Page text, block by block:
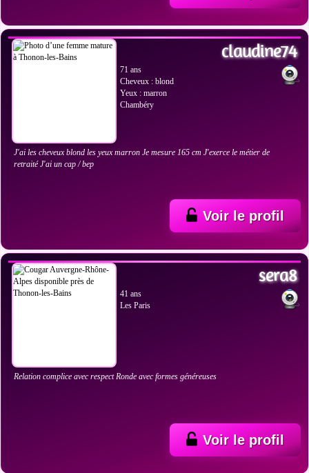
claudine74
71 ans
Cheveux : blond
Yeux : marron
Chambéry
J'ai les cheveux blond les yeux marron Je mesure 165 cm J'exerce le métier de
retraité J'ai un cap / bep
Voir le profil
VOIR LES PHOTOS
sera8
41 ans
Les Paris
Relation complice avec respect Ronde avec formes généreuses
Voir le profil